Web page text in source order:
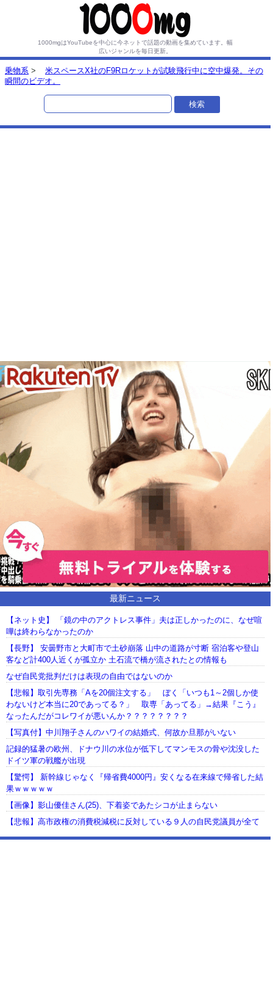
1000mgはYouTubeを中心に今ネットで話題の動画を集めています。 幅
広いジャンルを毎日更新。
乗物系 >
米スペースX社のF9Rロケットが試験飛行中に空中爆発。その
瞬間のビデオ。
最新ニュース
【ネット史】 「鏡の中のアクトレス事件」夫は正しかったのに、なぜ喧
嘩は終わらなかったのか
【長野】 安曇野市と大町市で土砂崩落 山中の道路が寸断 宿泊客や登山
客など計400人近くが孤立か 土石流で橋が流されたとの情報も
なぜ自民党批判だけは表現の自由ではないのか
【悲報】取引先専務「Aを20個注文する」 ぼく「いつも1～2個しか使
わないけど本当に20であってる？」 取専「あってる」→結果『こう』
なったんだがコレワイが悪いんか？？？？？？？？
【写真付】中川翔子さんのハワイの結婚式、何故か旦那がいない
記録的猛暑の欧州、ドナウ川の水位が低下してマンモスの骨や沈没した
ドイツ軍の戦艦が出現
【驚愕】 新幹線じゃなく『帰省費4000円』安くなる在来線で帰省した結
果ｗｗｗｗｗ
【画像】影山優佳さん(25)、下着姿であたシコが止まらない
【悲報】高市政権の消費税減税に反対している９人の自民党議員が全て